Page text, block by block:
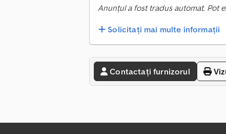
Anunțul a fost tradus automat. Pot
Solicitați mai multe informații
Contactați furnizorul